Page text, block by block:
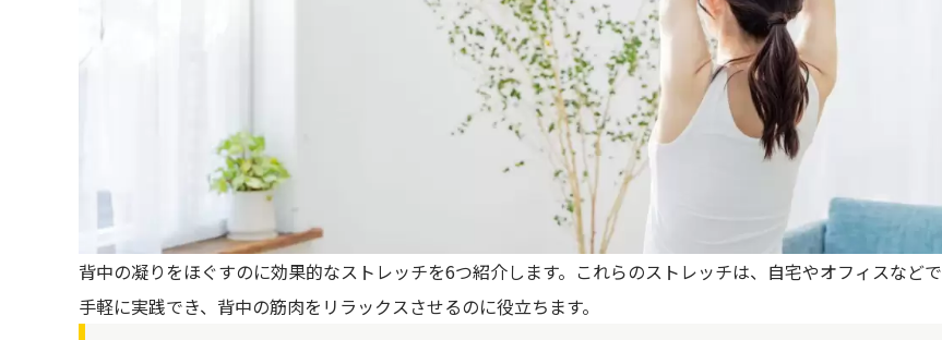
背中の凝りをほぐすのに効果的なストレッチを6つ紹介します。これらのストレッチは、自宅やオフィスなどで
手軽に実践でき、背中の筋肉をリラックスさせるのに役立ちます。